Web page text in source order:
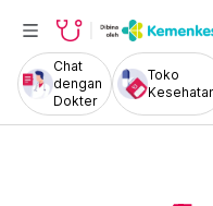
Chat
dengan
Dokter
Toko